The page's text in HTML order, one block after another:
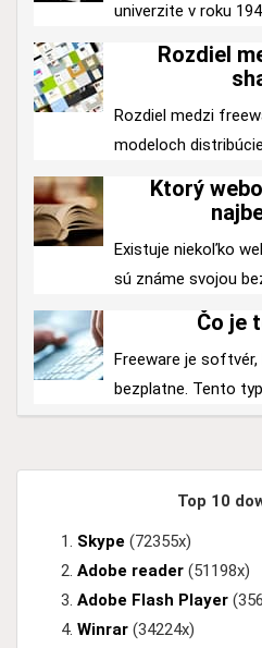
univerzite v roku
Rozdiel
Rozdiel medzi
modeloch
Ktorý
Existuje niekoľko
sú známe svojou
Čo je
Freeware je
bezplatne. Tento
Top 10
Skype (72355x)
Adobe reader (51198x)
Adobe Flash Player
Winrar (34224x)